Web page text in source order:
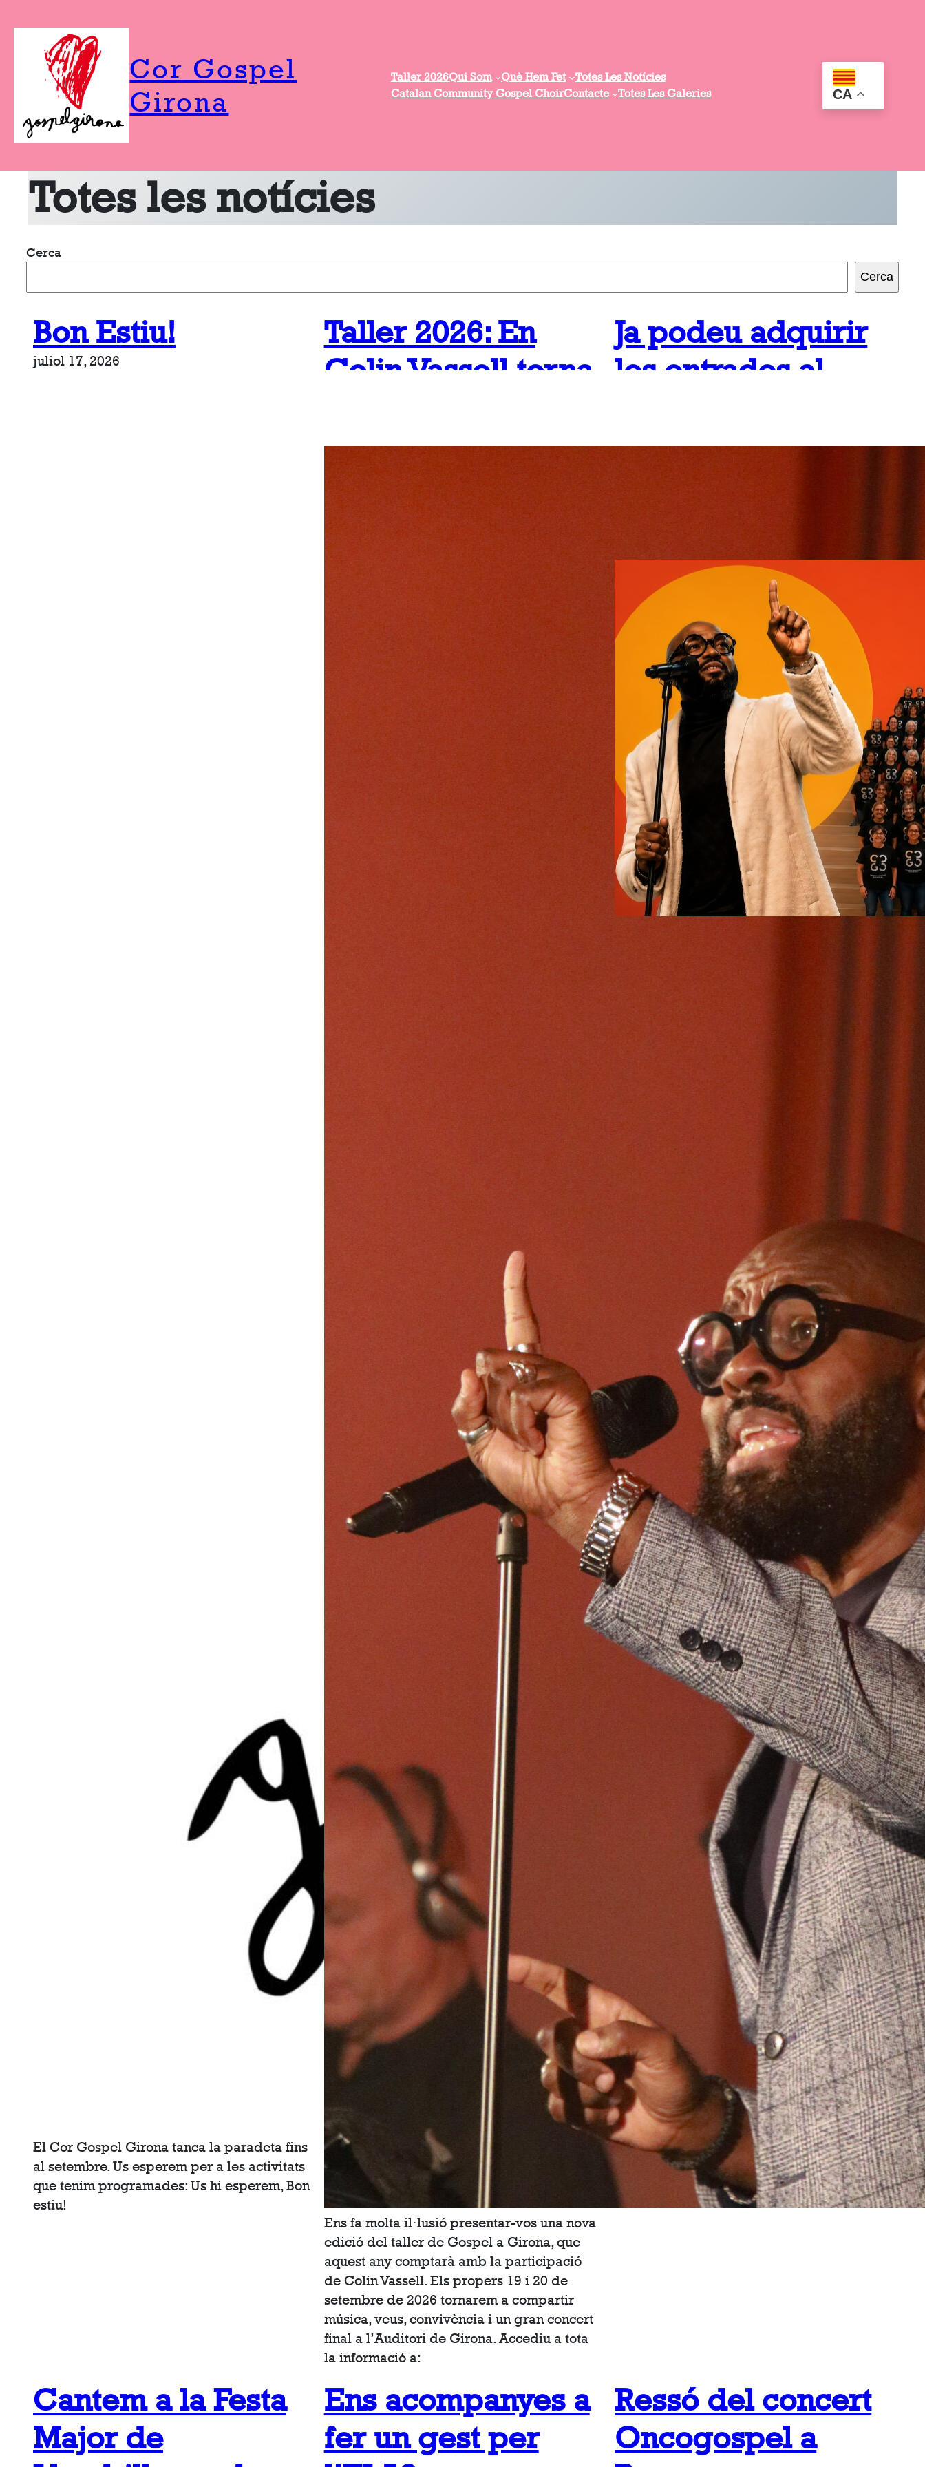
contingut
Cor Gospel
Girona
Taller 2026Qui Som Què Hem Fet
Totes Les Notícies
Catalan Community Gospel ChoirContacte Totes Les Galeries CA
Totes les notícies
Cerca
Cerca
Bon Estiu!
juliol 17, 2026
El Cor Gospel Girona tanca la paradeta fins
al setembre. Us esperem per a les activitats
que tenim programades: Us hi esperem, Bon
estiu!
Taller 2026: En
Colin Vassell torna
Ens fa molta il·lusió presentar-vos una nova
edició del taller de Gospel a Girona, que
aquest any comptarà amb la participació
de Colin Vassell. Els propers 19 i 20 de
setembre de 2026 tornarem a compartir
música, veus, convivència i un gran concert
final a l’Auditori de Girona. Accediu a tota
la informació a:
Ja podeu adquirir
les entrades al
Gospel Girona
presenta CCGC i
Colin Vassell»
Cantem a la Festa
Major de
Ens acompanyes a
fer un gest per
Ressó del concert
Oncogospel a